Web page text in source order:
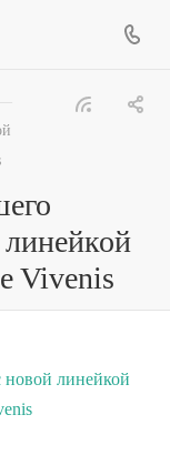
линейкой
Vivenis